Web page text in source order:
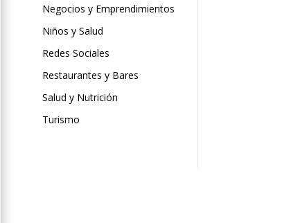
Negocios y Emprendimientos
Niños y Salud
Redes Sociales
Restaurantes y Bares
Salud y Nutrición
Turismo